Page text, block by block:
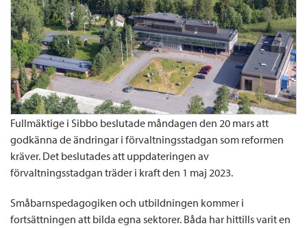
Fullmäktige i Sibbo beslutade måndagen den 20 mars att
godkänna de ändringar i förvaltningsstadgan som reformen
kräver. Det beslutades att uppdateringen av
förvaltningsstadgan träder i kraft den 1 maj 2023.
Småbarnspedagogiken och utbildningen kommer i
fortsättningen att bilda egna sektorer. Båda har hittills varit en